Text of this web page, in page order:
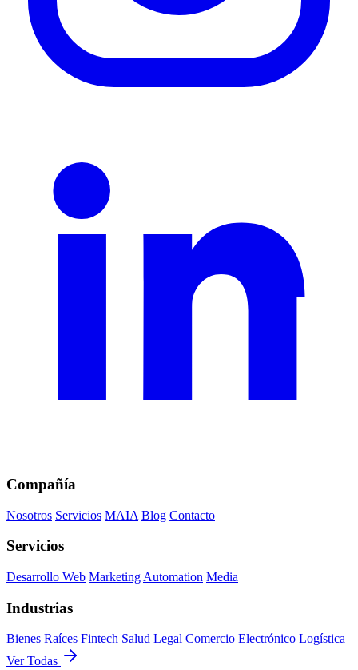
Compañía
Nosotros Servicios MAIA Blog Contacto
Servicios
Desarrollo Web Marketing Automation Media
Industrias
Bienes Raíces Fintech Salud Legal Comercio Electrónico Logística
Ver Todas